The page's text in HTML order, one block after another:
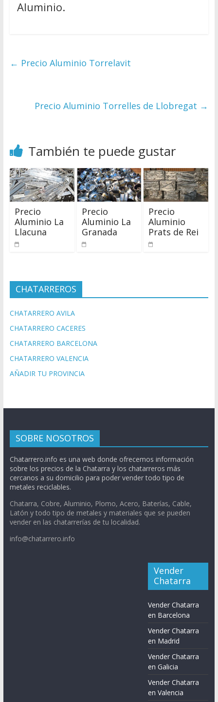
Aluminio.
← Precio Aluminio Torrelavit
Precio Aluminio Torrelles de Llobregat →
También te puede gustar
Precio
Aluminio La
Llacuna
Precio
Aluminio La
Granada
Precio
Aluminio
Prats de Rei
CHATARREROS
CHATARRERO AVILA
CHATARRERO CACERES
CHATARRERO BARCELONA
CHATARRERO VALENCIA
AÑADIR TU PROVINCIA
SOBRE NOSOTROS
Chatarrero.info es una web donde ofrecemos información
sobre los precios de la Chatarra y los chatarreros más
cercanos a su domicilio para poder vender todo tipo de
metales reciclables.
Chatarra, Cobre, Aluminio, Plomo, Acero, Baterías, Cable,
Latón y todo tipo de metales y materiales que se pueden
vender en las chatarrerías de tu localidad.
info@chatarrero.info
Vender
Chatarra
Vender Chatarra
en Barcelona
Vender Chatarra
en Madrid
Vender Chatarra
en Galicia
Vender Chatarra
en Valencia